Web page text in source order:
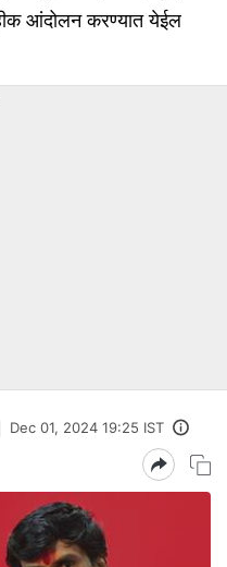
आंदोलन करण्यात येईल
Dec 01, 2024 19:25 IST